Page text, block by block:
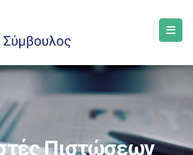
Πιστώσεων